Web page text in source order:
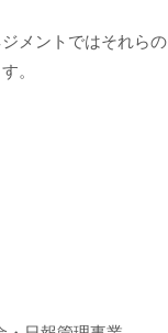
メントではそれらの
。